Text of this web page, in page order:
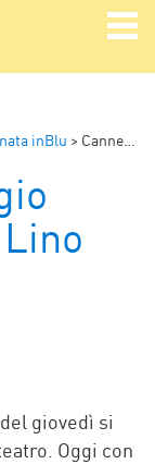
inBlu > Cannes con Giorgio Viaro, teatro con Lino Guanciale
giovedì si
Oggi con